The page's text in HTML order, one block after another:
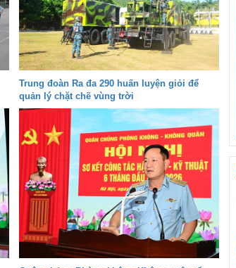
Trung đoàn Ra đa 290 huấn luyện giỏi để
quản lý chặt chẽ vùng trời